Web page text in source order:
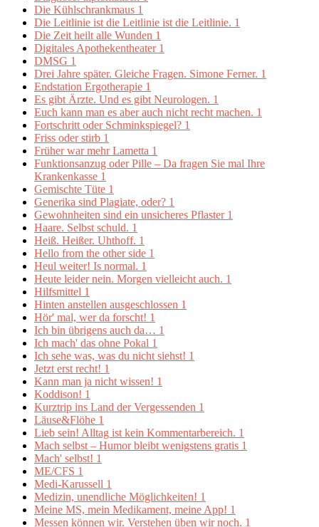
Die Kühlschrankmaus 1
Die Leitlinie ist die Leitlinie ist die Leitlinie. 1
Die Zeit heilt alle Wunden 1
Digitales Apothekentheater 1
DMSG 1
Drei Jahre später. Gleiche Fragen. Simone Ferner. 1
Endstation Ergotherapie 1
Es gibt Ärzte. Und es gibt Neurologen. 1
Euch kann man es aber auch nicht recht machen. 1
Fortschritt oder Schminkspiegel? 1
Friss oder stirb 1
Früher war mehr Lametta 1
Funktionsanzug oder Pille – Da fragen Sie mal Ihre
Krankenkasse 1
Gemischte Tüte 1
Generika sind Plagiate, oder? 1
Gewohnheiten sind ein unsicheres Pflaster 1
Haare. Selbst schuld. 1
Heiß. Heißer. Uhthoff. 1
Hello from the other side 1
Heul weiter! Is normal. 1
Heute leider nein. Morgen vielleicht auch. 1
Hilfsmittel 1
Hinten anstellen ausgeschlossen 1
Hör' mal, wer da forscht! 1
Ich bin übrigens auch da… 1
Ich mach' das ohne Pokal 1
Ich sehe was, was du nicht siehst! 1
Jetzt erst recht! 1
Kann man ja nicht wissen! 1
Koddison! 1
Kurztrip ins Land der Vergessenden 1
Läuse&Flöhe 1
Lieb sein! Alltag ist kein Kommentarbereich. 1
Mach selbst – Humor bleibt wenigstens gratis 1
Mach' selbst! 1
ME/CFS 1
Medi-Karussell 1
Medizin, unendliche Möglichkeiten! 1
Meine MS, mein Medikament, meine App! 1
Messen können wir. Verstehen üben wir noch. 1